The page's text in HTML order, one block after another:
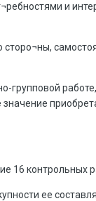
и
16 контрольных
ее